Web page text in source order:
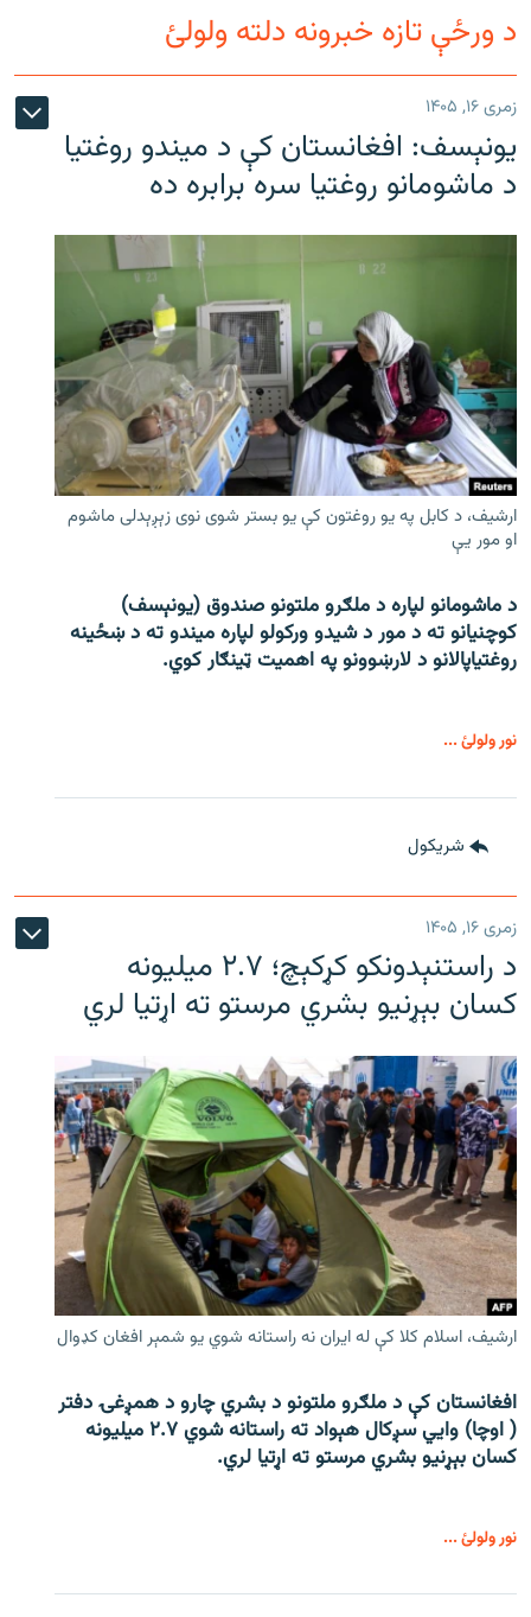
د ورځې تازه خبرونه دلته ولولئ
زمری ۱۶, ۱۴۰۵
یونېسف: افغانستان کې د میندو روغتیا
د ماشومانو روغتیا سره برابره ده
ارشیف، د کابل په یو روغتون کې یو بستر شوی نوی زېږېدلی ماشوم
او مور یې
د ماشومانو لپاره د ملګرو ملتونو صندوق (یونېسف)
کوچنیانو ته د مور د شیدو ورکولو لپاره میندو ته د ښځینه
روغتیاپالانو د لارښوونو په اهمیت ټینګار کوي.
نور ولولئ ...
شريکول
زمری ۱۶, ۱۴۰۵
د راستنېدونکو کړکېچ؛ ۲.۷ میلیونه
کسان بېړنیو بشري مرستو ته اړتیا لري
ارشیف، اسلام کلا کې له ایران نه راستانه شوي یو شمېر افغان کډوال
افغانستان کې د ملګرو ملتونو د بشري چارو د همږغۍ دفتر
( اوچا) وايي سږکال هېواد ته راستانه شوي ۲.۷ میلیونه
کسان بېړنیو بشري مرستو ته اړتیا لري.
نور ولولئ ...